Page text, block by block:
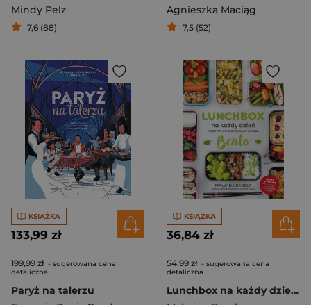
Mindy Pelz
7,6 (88)
Agnieszka Maciąg
7,5 (52)
KSIĄŻKA
133,99 zł
199,99 zł - sugerowana cena
detaliczna
Paryż na talerzu
KSIĄŻKA
36,84 zł
54,99 zł - sugerowana cena
detaliczna
Lunchbox na każdy dzień. Przepisy inspirowane japońskim bento. Wyd.2022